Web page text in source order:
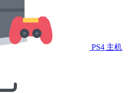
PS4 主机